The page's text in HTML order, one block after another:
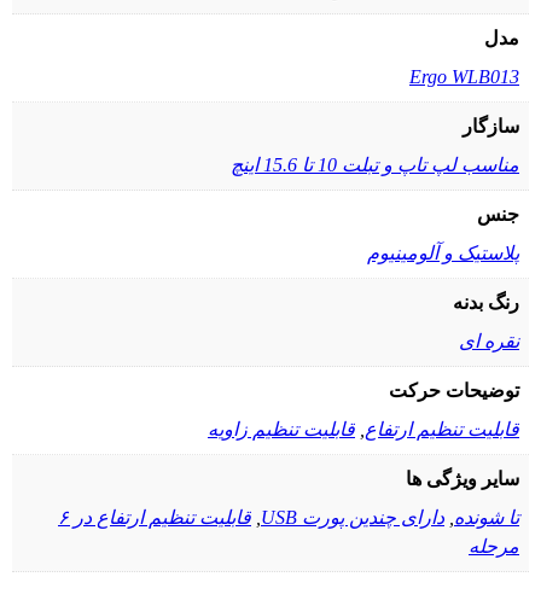
مدل
Ergo WLB013
سازگار
مناسب لپ تاپ و تبلت 10 تا 15.6 اینچ
جنس
پلاستیک و آلومینیوم
رنگ بدنه
نقره ای
توضیحات حرکت
قابلیت تنظیم ارتفاع قابلیت تنظیم زاویه
سایر ویژگی ها
تا شونده دارای چندین پورت USB
قابلیت تنظیم ارتفاع در ۶
مرحله